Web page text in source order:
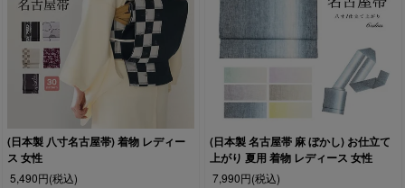
(日本製 八寸名古屋帯) 着物 レディー
ス 女性
5,490円(税込)
(日本製 名古屋帯 麻 ぼかし) お仕立て
上がり 夏用 着物 レディース 女性
7,990円(税込)